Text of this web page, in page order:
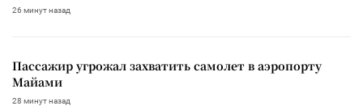
26 минут назад
Пассажир угрожал захватить самолет в аэропорту
Майами
28 минут назад